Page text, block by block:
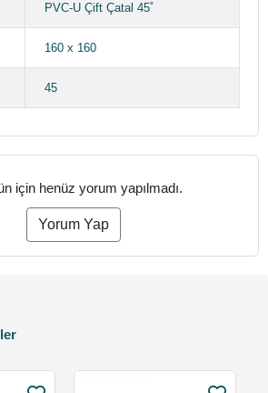
PVC-U Çift Çatal 45˚
160 x 160
45
için henüz yorum yapılmadı.
Yorum Yap